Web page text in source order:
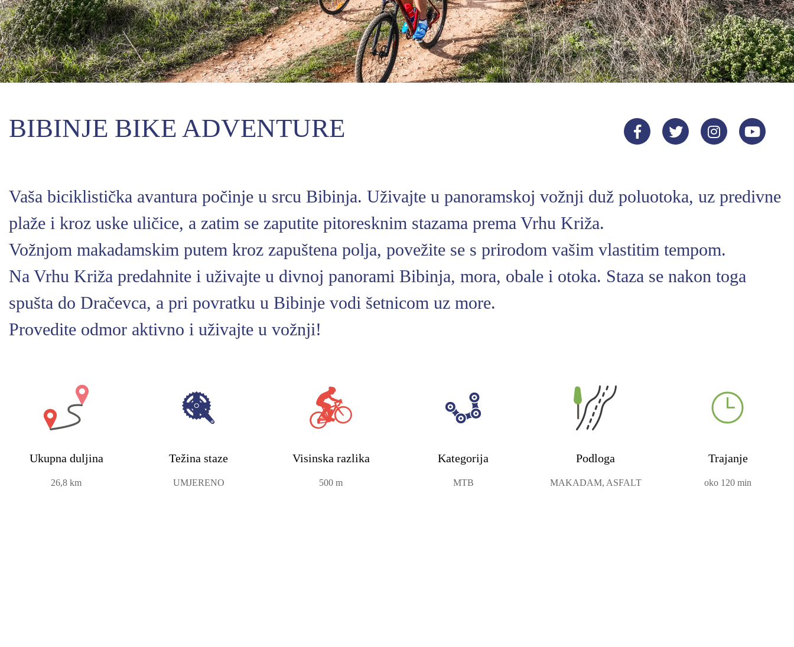
BIBINJE BIKE ADVENTURE
Vaša biciklistička avantura počinje u srcu Bibinja. Uživajte u panoramskoj vožnji duž poluotoka, uz predivne
plaže i kroz uske uličice, a zatim se zaputite pitoresknim stazama prema Vrhu Križa.
Vožnjom makadamskim putem kroz zapuštena polja, povežite se s prirodom vašim vlastitim tempom.
Na Vrhu Križa predahnite i uživajte u divnoj panorami Bibinja, mora, obale i otoka. Staza se nakon toga
spušta do Dračevca, a pri povratku u Bibinje vodi šetnicom uz more.
Provedite odmor aktivno i uživajte u vožnji!
Ukupna duljina
26,8 km
Težina staze
UMJERENO
Visinska razlika
500 m
Kategorija
MTB
Podloga
MAKADAM, ASFALT
Trajanje
oko 120 min